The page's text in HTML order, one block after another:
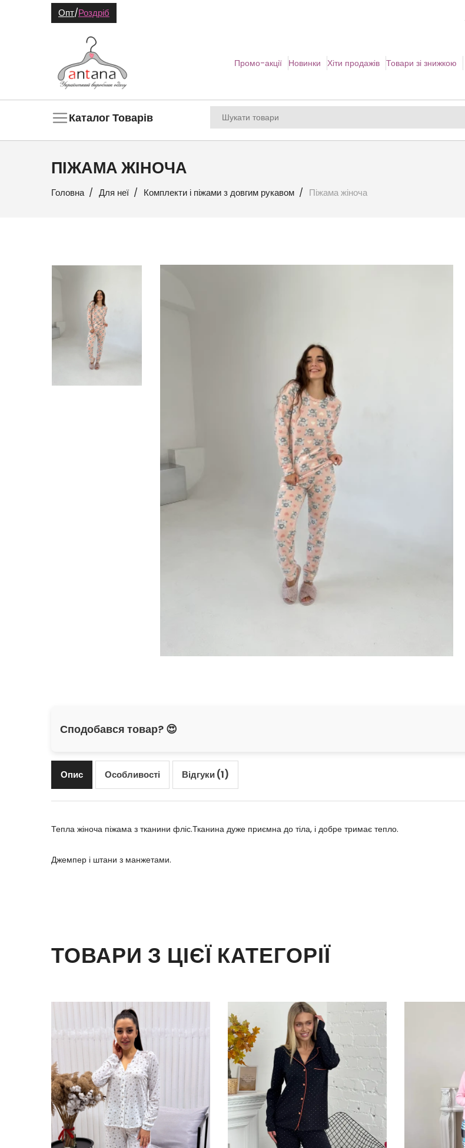
Опт/Роздріб
Промо-акції Новинки Хіти продажів Товари зі знижкою
Каталог Товарів
ПІЖАМА ЖІНОЧА
Головна Для неї Комплекти і піжами з довгим рукавом Піжама жіноча
Сподобався товар? 😍
Опис Особливості Відгуки (1)
Тепла жіноча піжама з тканини фліс.Тканина дуже приємна до тіла, і добре тримає тепло.
Джемпер і штани з манжетами.
ТОВАРИ З ЦІЄЇ КАТЕГОРІЇ